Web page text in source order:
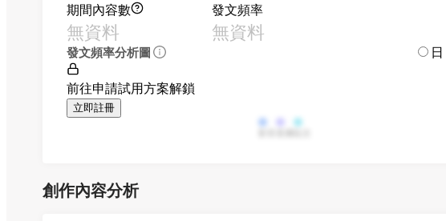
期間內容數
無資料
發文頻率
無資料
發文頻率分析圖 日
前往申請試用方案解鎖
立即註冊
創作內容分析